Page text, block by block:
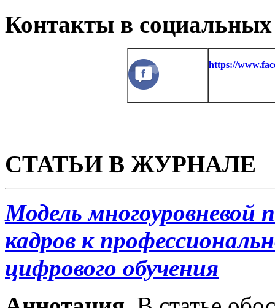
Контакты в социальных
https://
СТАТЬИ В ЖУРНАЛЕ
Модель многоуровневой
кадров к
цифрового обучения